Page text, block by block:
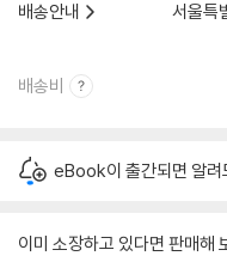
배송안내
서울특
배송비
eBook이 출간되면 알려
이미 소장하고 있다면 판매해